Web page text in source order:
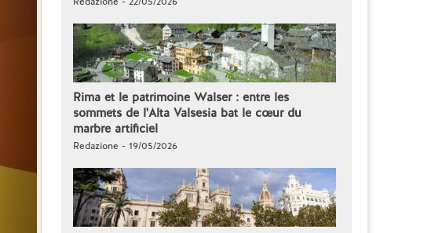
Rima et le patrimoine Walser : entre les
sommets de l'Alta Valsesia bat le cœur du
marbre artificiel
Redazione - 19/05/2026